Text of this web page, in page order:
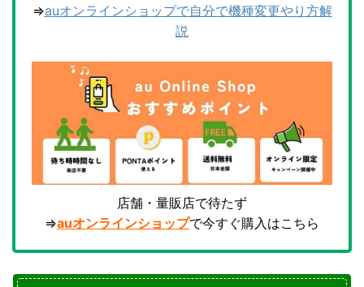
⇒auオンラインショップで自分で機種変更やり方解
説
店舗・量販店で待たず
⇒auオンラインショップで今すぐ購入はこちら